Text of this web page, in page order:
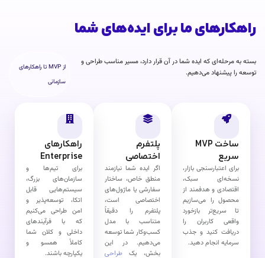
راهکارهای ما برای ایده‌های شما
بسته به مرحله‌ای که ایده شما در آن قرار دارد، مسیر مناسب طراحی و
توسعه را پیشنهاد می‌دهیم.
از MVP تا راهکارهای
سازمانی
ساخت MVP
سریع
برای اعتبار‌سنجی بازار،
نسخه‌ای سبک،
اقتصادی و هدفمند از
محصول را می‌سازیم
تا سریع‌تر بازخورد
واقعی کاربران را
دریافت کنید و جذب
سرمایه انجام دهید.
پلتفرم
اختصاصی
اگر ایده شما نیازمند
منطق خاص، ساختار
سفارشی یا ماژول‌های
اختصاصی است،
پلتفرم را دقیقاً
متناسب با مدل
کسب‌وکار شما توسعه
می‌دهیم. در این
بخش، یکطراحی
راهکارهای
Enterprise
برای تیم‌ها و
سازمان‌های بزرگ،
سیستم‌هایی قابل
اتکا، توسعه‌پذیر و
امن طراحی می‌کنیم
که با فرآیندهای
داخلی و کلان شما
کاملاً همسو و
یکپارچه باشند.